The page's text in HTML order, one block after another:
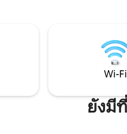
ตว์ป่าอื่นๆ
โถสุขภัณ
ตนเองเนื่
Wi-Fi
ยังมี